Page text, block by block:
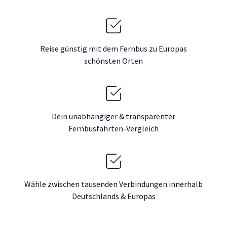
Reise günstig mit dem Fernbus zu Europas
schönsten Orten
Dein unabhängiger & transparenter
Fernbusfahrten-Vergleich
Wähle zwischen tausenden Verbindungen innerhalb
Deutschlands & Europas